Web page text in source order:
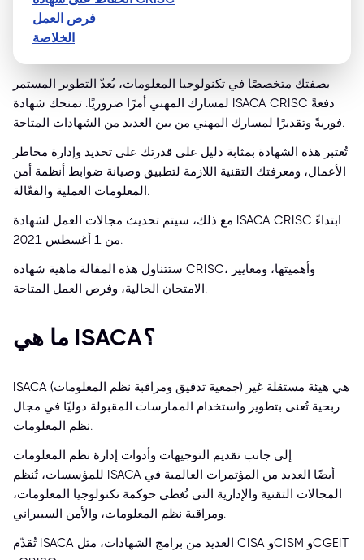
فرص العمل
الخلاصة
بصفتك متخصصًا في تكنولوجيا المعلومات، يُعدّ التطوير المستمر
لمسارك المهني أمرًا ضروريًا. تمنحك شهادة ISACA CRISC دفعةً
فوريةً وتقديرًا لمسارك المهني من بين العديد من الشهادات المتاحة.
تُعتبر هذه الشهادة بمثابة دليل على قدرتك على تحديد وإدارة مخاطر
الأعمال، ومعرفتك التقنية اللازمة لتطبيق وصيانة ضوابط أنظمة أمن
المعلومات العملية والفعّالة.
مع ذلك، سيتم تحديث مجالات العمل لشهادة ISACA CRISC ابتداءً
من 1 أغسطس 2021.
ستتناول هذه المقالة ماهية شهادة CRISC، وأهميتها، ومعايير
الامتحان الحالية، وفرص العمل المتاحة.
ما هي ISACA؟
ISACA (جمعية تدقيق ومراقبة نظم المعلومات) هي هيئة مستقلة غير
ربحية تُعنى بتطوير واستخدام الممارسات المقبولة دوليًا في مجال
نظم المعلومات.
إلى جانب تقديم التوجيهات وأدوات إدارة نظم المعلومات
للمؤسسات، تُنظم ISACA أيضًا العديد من المؤتمرات العالمية في
المجالات التقنية والإدارية التي تُغطي حوكمة تكنولوجيا المعلومات،
ومراقبة نظم المعلومات، والأمن السيبراني.
تُقدّم ISACA العديد من برامج الشهادات، مثل CISA وCISM وCGEIT